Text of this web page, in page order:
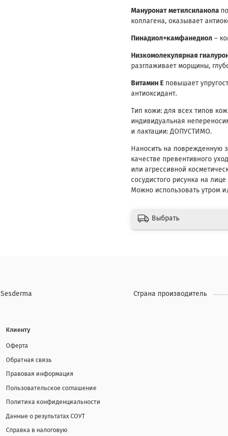
Мануронат метилсиланола
коллагена, оказывает
Пинадиол+камфанедиол –
Низкомолекулярная
разглаживает морщины,
Витамин Е повышает
антиоксидант.
Тип кожи: для всех типов
индивидуальная
и лактации: ДОПУСТИМО.
Наносить на поврежденную
качестве превентивного
или агрессивной
сосудистого рисунка на
Можно использовать утром
Выбрать
Sesderma Страна производитель
Клиенту
Оферта
Обратная связь
Правовая информация
Пользовательское соглашение
Политика конфиденциальности
Данные о результатах СОУТ
Справка в налоговую